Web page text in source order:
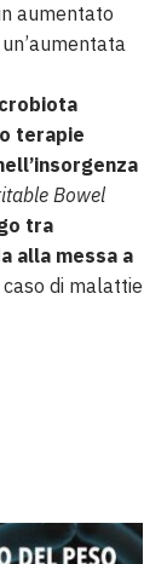
aumentato
terapie
Bowel
tra
alla messa a
caso di malattie